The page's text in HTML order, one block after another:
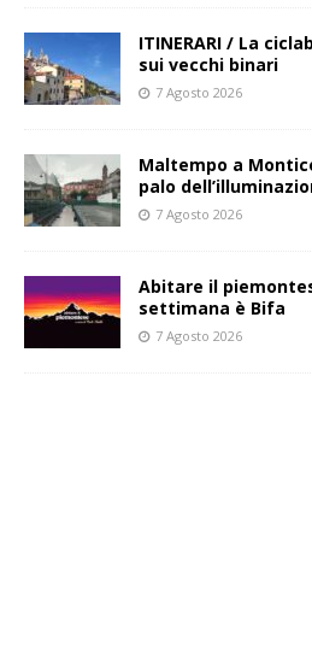
ITINERARI / La
sui vecchi binari
7 Agosto 2026
Maltempo a
palo
7 Agosto 2026
Abitare il
settimana è Bifa
7 Agosto 2026